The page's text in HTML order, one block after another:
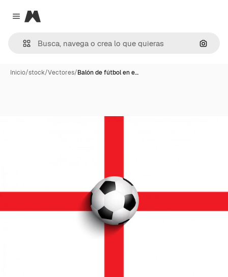
Close menu
Magnific
Inicio/stock/Vectores/Balón de fútbol en e…